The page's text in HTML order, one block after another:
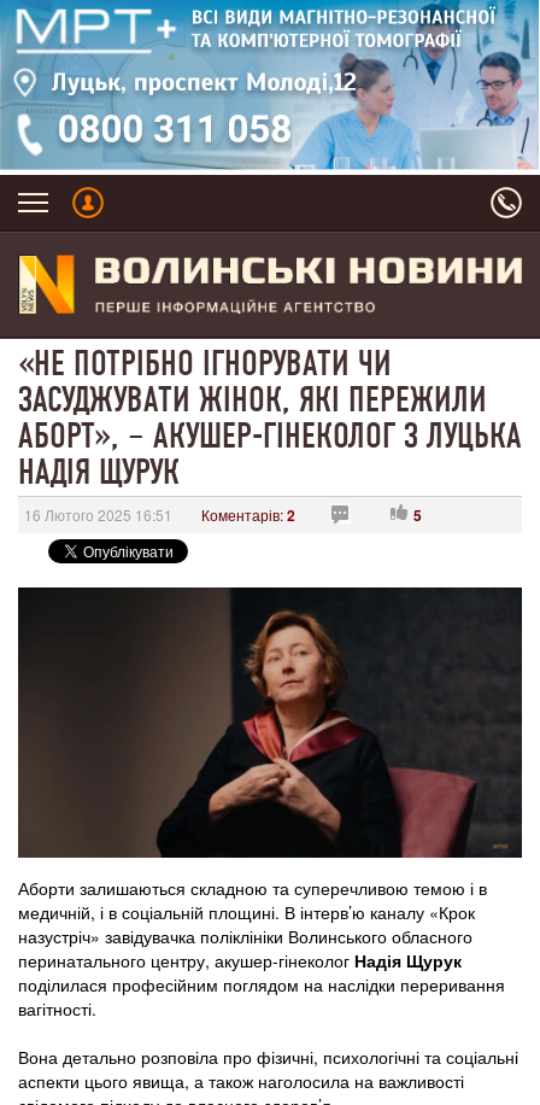
«НЕ ПОТРІБНО ІГНОРУВАТИ ЧИ
ЗАСУДЖУВАТИ ЖІНОК, ЯКІ ПЕРЕЖИЛИ
АБОРТ», – АКУШЕР-ГІНЕКОЛОГ З ЛУЦЬКА
НАДІЯ ЩУРУК
16 Лютого 2025 16:51 Коментарів:2 5
Аборти залишаються складною та суперечливою темою і в
медичній, і в соціальній площині. В інтерв’ю каналу «Крок
назустріч» завідувачка поліклініки Волинського обласного
перинатального центру, акушер-гінеколог Надія Щурук
поділилася професійним поглядом на наслідки переривання
вагітності.
Вона детально розповіла про фізичні, психологічні та соціальні
аспекти цього явища, а також наголосила на важливості